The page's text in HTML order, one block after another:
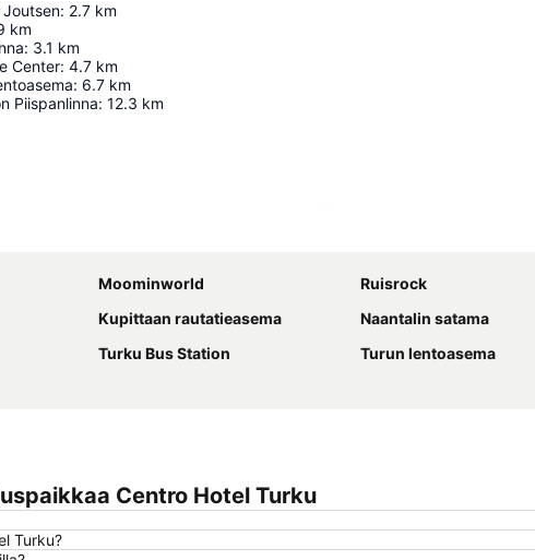
Joutsen: 2.7 km
km
: 3.1 km
Center: 4.7 km
: 6.7 km
Piispanlinna: 12.3 km
Moominworld
Ruisrock
Kupittaan rautatieasema
Naantalin satama
Turku Bus Station
Turun lentoasema
Centro Hotel Turku
Turku?